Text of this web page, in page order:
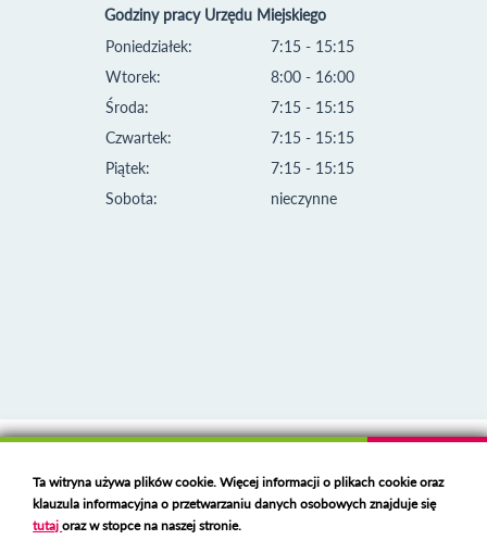
Godziny pracy Urzędu Miejskiego
Poniedziałek:
Wtorek:
Środa:
Czwartek:
Piątek:
Sobota:
7:15 - 15:15
8:00 - 16:00
7:15 - 15:15
7:15 - 15:15
7:15 - 15:15
nieczynne
Deklaracja dostępności
Polski serwer RBLhttps://polspam.pl/
Ta witryna używa plików cookie. Więcej informacji o plikach cookie oraz
klauzula informacyjna o przetwarzaniu danych osobowych znajduje się
tutajoraz w stopce na naszej stronie.